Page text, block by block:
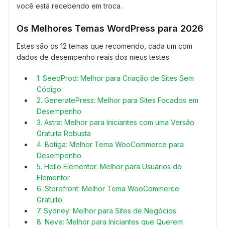
você está recebendo em troca.
Os Melhores Temas WordPress para 2026
Estes são os 12 temas que recomendo, cada um com
dados de desempenho reais dos meus testes.
1. SeedProd: Melhor para Criação de Sites Sem
Código
2. GeneratePress: Melhor para Sites Focados em
Desempenho
3. Astra: Melhor para Iniciantes com uma Versão
Gratuita Robusta
4. Botiga: Melhor Tema WooCommerce para
Desempenho
5. Hello Elementor: Melhor para Usuários do
Elementor
6. Storefront: Melhor Tema WooCommerce
Gratuito
7. Sydney: Melhor para Sites de Negócios
8. Neve: Melhor para Iniciantes que Querem